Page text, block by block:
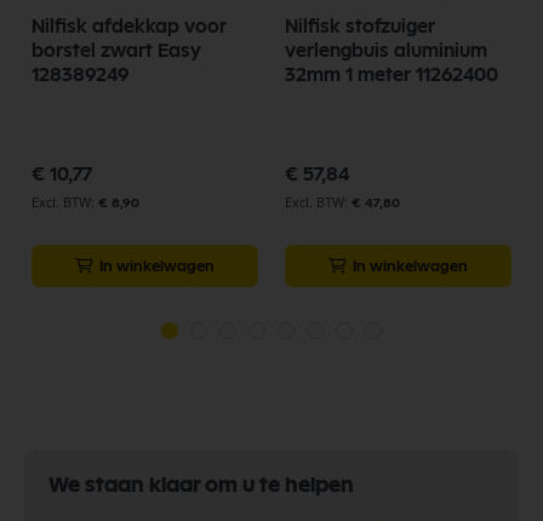
Nilfisk afdekkap voor
borstel zwart Easy
128389249
€ 10,77
€ 8,90
In winkelwagen
Nilfisk stofzuiger
verlengbuis aluminium
32mm 1 meter 11262400
€ 57,84
€ 47,80
In winkelwagen
We staan klaar om u te helpen